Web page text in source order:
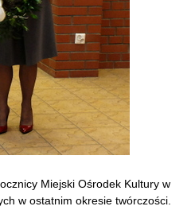
Miejski Ośrodek Kultury w
w ostatnim okresie twórczości.